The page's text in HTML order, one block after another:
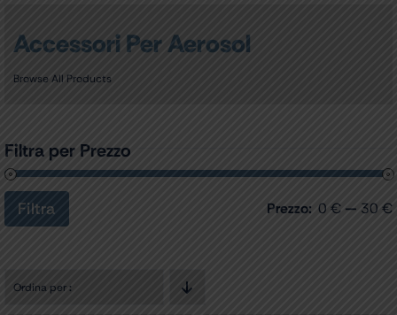
Accessori Per Aerosol
Browse All Products
Filtra per Prezzo
Prezzo
Min
Prezzo
Max
Filtra Prezzo: 0 € — 30 €
Ordina per: